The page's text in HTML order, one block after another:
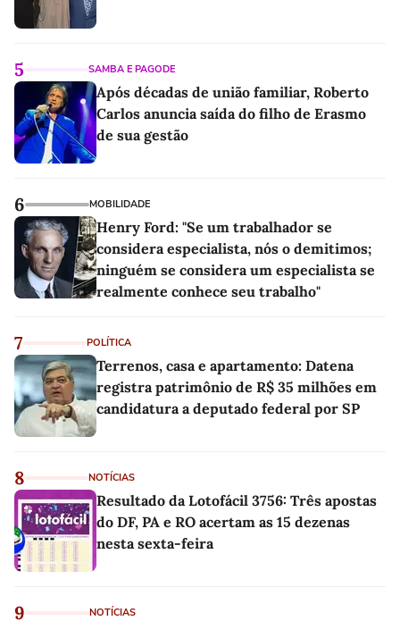
5 SAMBA E PAGODE
Após décadas de união familiar, Roberto
Carlos anuncia saída do filho de Erasmo
de sua gestão
6 MOBILIDADE
Henry Ford: "Se um trabalhador se
considera especialista, nós o demitimos;
ninguém se considera um especialista se
realmente conhece seu trabalho"
7 POLÍTICA
Terrenos, casa e apartamento: Datena
registra patrimônio de R$ 35 milhões em
candidatura a deputado federal por SP
8 NOTÍCIAS
Resultado da Lotofácil 3756: Três apostas
do DF, PA e RO acertam as 15 dezenas
nesta sexta-feira
9 NOTÍCIAS